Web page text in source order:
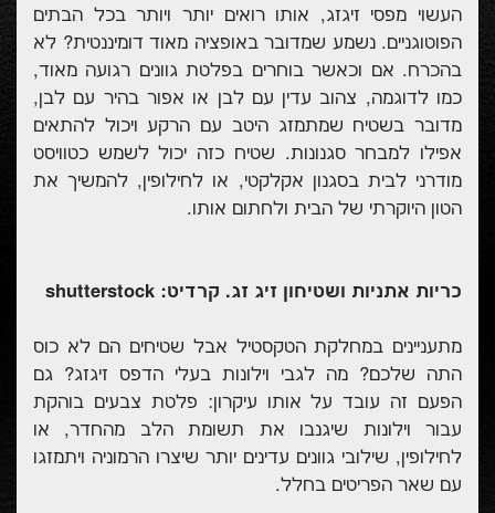
העשוי מפסי זיגזג, אותו רואים יותר ויותר בכל הבתים
הפוטוגניים. נשמע שמדובר באופציה מאוד דומיננטית? לא
בהכרח. אם וכאשר בוחרים בפלטת גוונים רגועה מאוד,
כמו לדוגמה, צהוב עדין עם לבן או אפור בהיר עם לבן,
מדובר בשטיח שמתמזג היטב עם הרקע ויכול להתאים
אפילו למבחר סגנונות. שטיח כזה יכול לשמש כטוויסט
מודרני לבית בסגנון אקלקטי, או לחילופין, להמשיך את
הטון היוקרתי של הבית ולחתום אותו.
כריות אתניות ושטיחון זיג זג. קרדיט: shutterstock
מתעניינים במחלקת הטקסטיל אבל שטיחים הם לא כוס
התה שלכם? מה לגבי וילונות בעלי הדפס זיגזג? גם
הפעם זה עובד על אותו עיקרון: פלטת צבעים בוהקת
עבור וילונות שיגנבו את תשומת הלב מהחדר, או
לחילופין, שילובי גוונים עדינים יותר שיצרו הרמוניה ויתמזגו
עם שאר הפריטים בחלל.